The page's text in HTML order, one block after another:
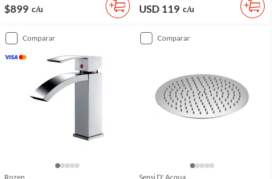
$899 c/u USD 119 c/u
comparar
Rozen
comparar
Sensi D' Acqua